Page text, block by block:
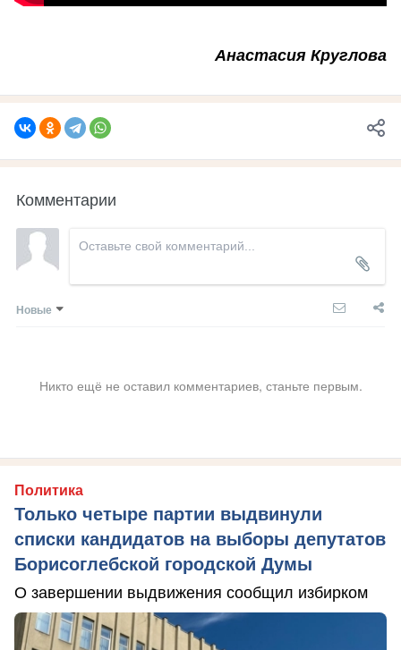
Анастасия Круглова
Комментарии
Новые
Никто ещё не оставил комментариев, станьте первым.
Политика
Только четыре партии выдвинули
списки кандидатов на выборы депутатов
Борисоглебской городской Думы
О завершении выдвижения сообщил избирком